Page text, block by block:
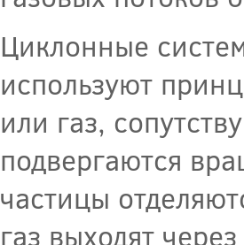
Циклонные
используют
или газ,
подвергаются
частицы
газ выходят